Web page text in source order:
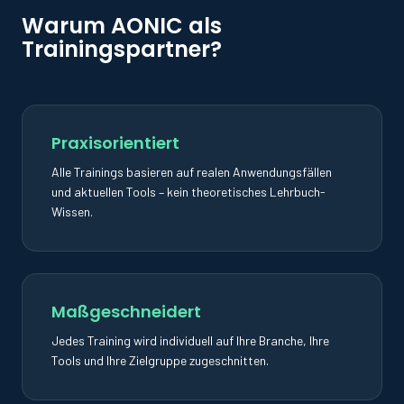
Warum AONIC als
Trainingspartner?
Praxisorientiert
Alle Trainings basieren auf realen Anwendungsfällen
und aktuellen Tools – kein theoretisches Lehrbuch-
Wissen.
Maßgeschneidert
Jedes Training wird individuell auf Ihre Branche, Ihre
Tools und Ihre Zielgruppe zugeschnitten.